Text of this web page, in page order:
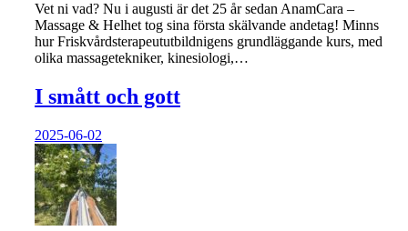
Vet ni vad? Nu i augusti är det 25 år sedan AnamCara –
Massage & Helhet tog sina första skälvande andetag! Minns
hur Friskvårdsterapeututbildnigens grundläggande kurs, med
olika massagetekniker, kinesiologi,…
I smått och gott
2025-06-02